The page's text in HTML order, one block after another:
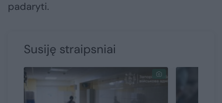
padaryti.
Susiję straipsniai